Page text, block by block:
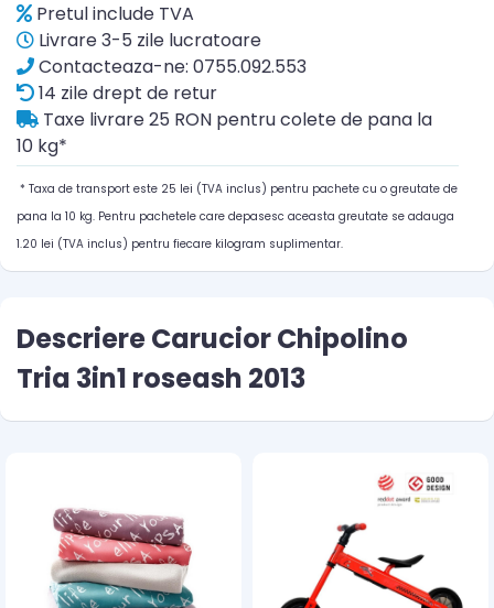
Pretul include TVA
Livrare 3-5 zile lucratoare
Contacteaza-ne: 0755.092.553
14 zile drept de retur
Taxe livrare 25 RON pentru colete de pana la
10 kg*
* Taxa de transport este 25 lei (TVA inclus) pentru pachete cu o greutate de
pana la 10 kg. Pentru pachetele care depasesc aceasta greutate se adauga
1.20 lei (TVA inclus) pentru fiecare kilogram suplimentar.
Descriere Carucior Chipolino
Tria 3in1 roseash 2013